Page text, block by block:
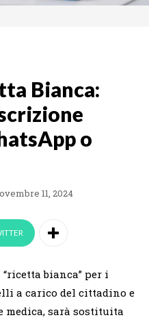
Bianca:
o
11, 2024
bianca” per i
a carico del cittadino e
sarà sostituita